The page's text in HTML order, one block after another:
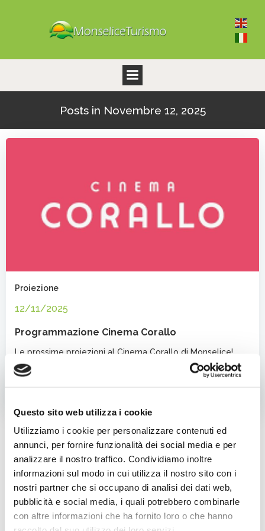
Questo sito web utilizza i cookie
Utilizziamo i cookie per personalizzare contenuti ed
annunci, per fornire funzionalità dei social media e per
analizzare il nostro traffico. Condividiamo inoltre
informazioni sul modo in cui utilizza il nostro sito con i
nostri partner che si occupano di analisi dei dati web,
pubblicità e social media, i quali potrebbero combinarle
con altre informazioni che ha fornito loro o che hanno
contenuto
Posts in Novembre 12, 2025
Proiezione
12/11/2025
Programmazione Cinema Corallo
Le prossime proiezioni al Cinema Corallo di Monselice!
Venerdì 19 Dicembre 2025:C’era una volta mia […]
Categorie
Cinema
Evento
Fede